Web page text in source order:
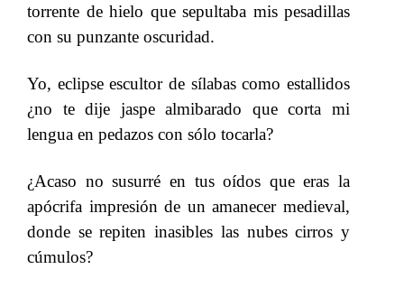
torrente de hielo que sepultaba mis pesadillas
con su punzante oscuridad.
Yo, eclipse escultor de sílabas como estallidos
¿no te dije jaspe almibarado que corta mi
lengua en pedazos con sólo tocarla?
¿Acaso no susurré en tus oídos que eras la
apócrifa impresión de un amanecer medieval,
donde se repiten inasibles las nubes cirros y
cúmulos?